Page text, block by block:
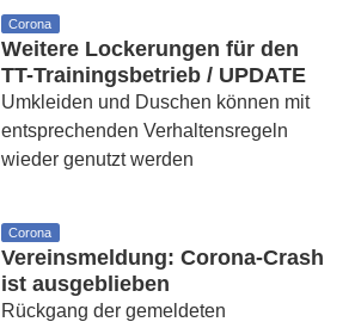
Corona
Weitere Lockerungen für den
TT-Trainingsbetrieb / UPDATE
Umkleiden und Duschen können mit
entsprechenden Verhaltensregeln
wieder genutzt werden
Corona
Vereinsmeldung: Corona-Crash
ist ausgeblieben
Rückgang der gemeldeten